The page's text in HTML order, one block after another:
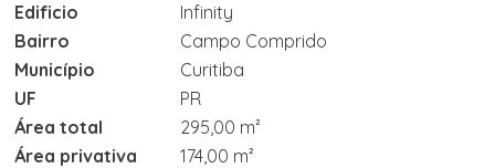
Edificio
Infinity
Bairro
Campo Comprido
Município
Curitiba
UF
PR
Área total
295,00 m²
Área privativa
174,00 m²